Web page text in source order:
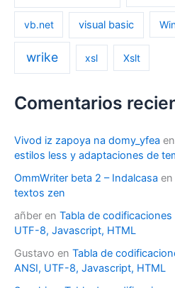
vb.net visual basic
wrike xsl Xslt
Comentarios
Vivod iz zapoya na domy_yfea en
estilos less y adaptaciones de
OmmWriter beta 2 – Indalcasa en
textos zen
añber en Tabla de
UTF-8, Javascript, HTML
Gustavo en Tabla de
ANSI, UTF-8, Javascript, HTML